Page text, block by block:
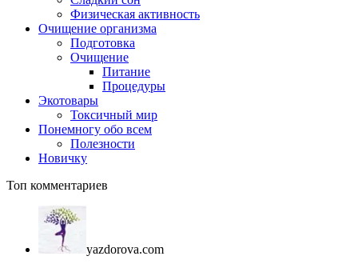
Физическая активность
Очищение организма
Подготовка
Очищение
Питание
Процедуры
Экотовары
Токсичный мир
Понемногу обо всем
Полезности
Новичку
Топ комментариев
yazdorova.com